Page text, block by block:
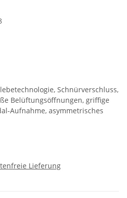
Schnürverschluss,
Belüftungsöffnungen, griffige
Aufnahme, asymmetrisches
Lieferung